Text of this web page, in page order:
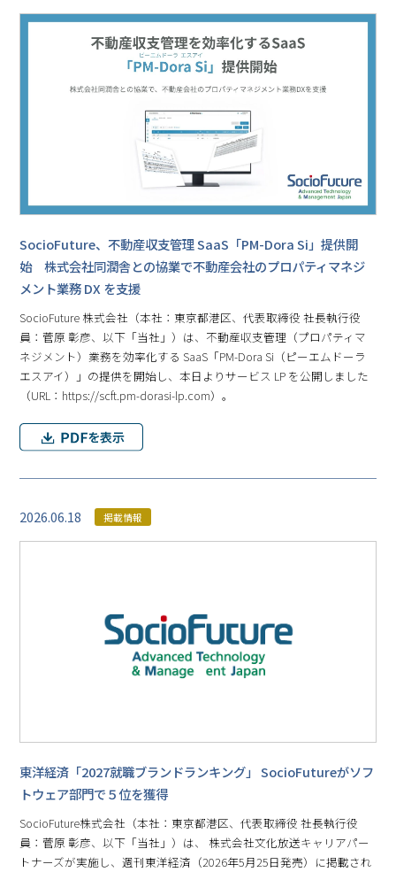
SocioFuture、不動産収⽀管理 SaaS「PM-Dora Si」提供開
始 株式会社同潤舎との協業で不動産会社のプロパティマネジ
メント業務 DX を支援
SocioFuture 株式会社（本社：東京都港区、代表取締役 社⻑執⾏役
員：菅原 彰彦、以下「当社」）は、不動産収支管理（プロパティマ
ネジメント）業務を効率化する SaaS「PM-Dora Si（ピーエムドーラ
エスアイ）」の提供を開始し、本日よりサービス LP を公開しました
（URL：https://scft.pm-dorasi-lp.com）。
2026.06.18 掲載情報
東洋経済「2027就職ブランドランキング」 SocioFutureがソフ
トウェア部門で５位を獲得
SocioFuture株式会社（本社：東京都港区、代表取締役 社長執行役
員：菅原 彰彦、以下「当社」）は、 株式会社文化放送キャリアパー
トナーズが実施し、週刊東洋経済（2026年5月25日発売）に掲載され